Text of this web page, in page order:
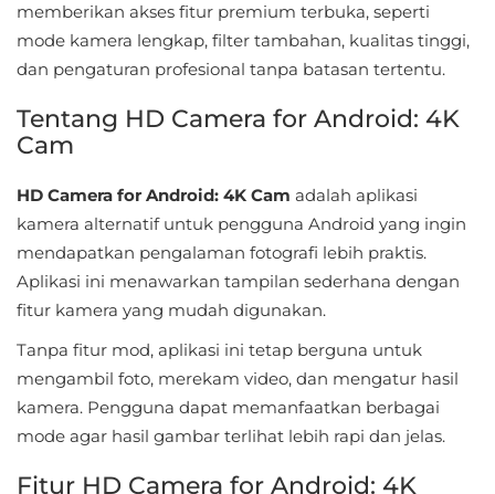
Role
Playing
Shooting
Simulation
Sports
Standalone
Story-
Driven
Strategi
memberikan akses fitur premium terbuka, seperti
mode kamera lengkap, filter tambahan, kualitas tinggi,
dan pengaturan profesional tanpa batasan tertentu.
Tentang HD Camera for Android: 4K
Cam
HD Camera for Android: 4K Cam adalah aplikasi
kamera alternatif untuk pengguna Android yang ingin
mendapatkan pengalaman fotografi lebih praktis.
Aplikasi ini menawarkan tampilan sederhana dengan
fitur kamera yang mudah digunakan.
Tanpa fitur mod, aplikasi ini tetap berguna untuk
mengambil foto, merekam video, dan mengatur hasil
kamera. Pengguna dapat memanfaatkan berbagai
mode agar hasil gambar terlihat lebih rapi dan jelas.
Fitur HD Camera for Android: 4K